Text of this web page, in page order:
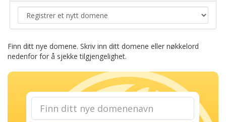
Finn ditt nye domene. Skriv inn ditt domene eller nøkkelord
nedenfor for å sjekke tilgjengelighet.